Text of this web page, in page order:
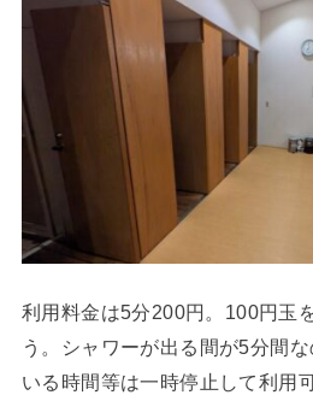
利用料金は5分200円。100円玉
う。シャワーが出る間が5分間
いる時間等は一時停止して利用